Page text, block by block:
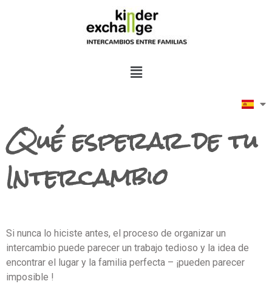
Qué esperar de tu
Intercambio
Si nunca lo hiciste antes, el proceso de organizar un
intercambio puede parecer un trabajo tedioso y la idea de
encontrar el lugar y la familia perfecta – ¡pueden parecer
imposible !